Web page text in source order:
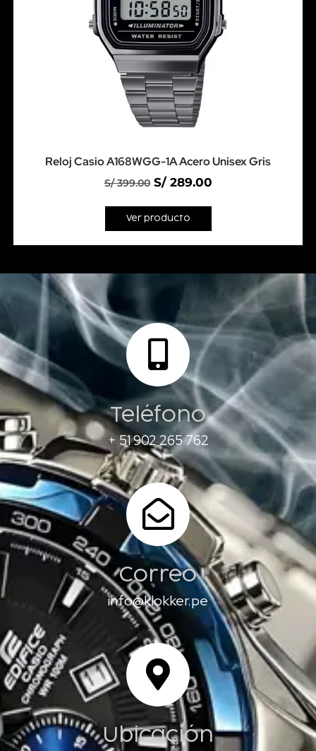
Reloj Casio A168WGG-1A Acero Unisex Gris
S/399.00 S/289.00
Ver producto
Teléfono
+ 51 902 265 762
Correo
info@klokker.pe
Ubicación